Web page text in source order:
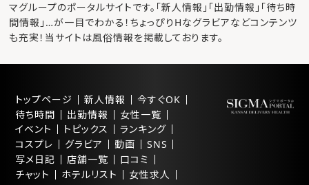
マグループのポータルサイトです。「新人情報」「出勤情報」「待ち時
間情報」…が一目でわかる！ちょっぴりHなグラビアなどコンテンツ
も充実！当サイトは風俗情報を掲載しております。
トップページ 新人情報
今すぐOK
待ち時間
出勤情報
女性一覧
イベント
トピックス
ランキング
コスプレ
グラビア 動画
SNS
写メ日記
店舗一覧
口コミ
チャット
ホテルリスト
女性求人